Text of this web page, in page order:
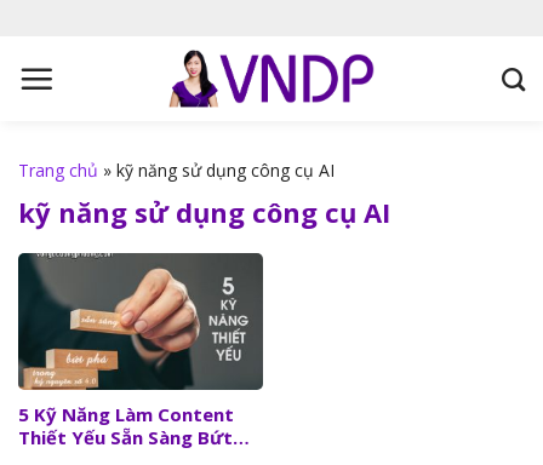
Trang chủ » kỹ năng sử dụng công cụ AI
kỹ năng sử dụng công cụ AI
5 Kỹ Năng Làm Content
Thiết Yếu Sẵn Sàng Bứt